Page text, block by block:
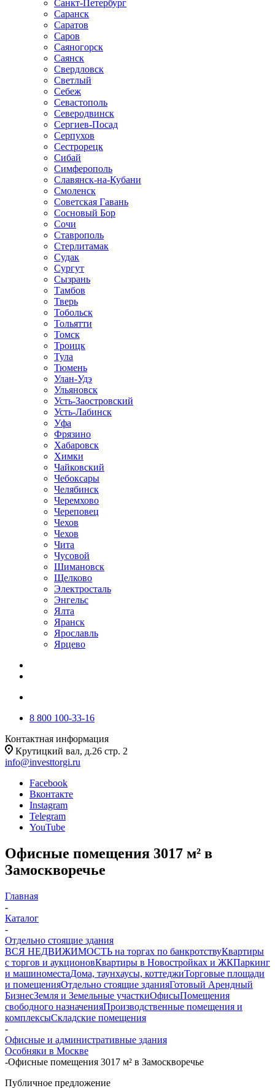
Санкт-Петербург
Саранск
Саратов
Саров
Саяногорск
Саянск
Свердловск
Светлый
Себеж
Севастополь
Северодвинск
Сергиев-Посад
Серпухов
Сестрорецк
Сибай
Симферополь
Славянск-на-Кубани
Смоленск
Советская Гавань
Сосновый Бор
Сочи
Ставрополь
Стерлитамак
Судак
Сургут
Сызрань
Тамбов
Тверь
Тобольск
Тольятти
Томск
Троицк
Тула
Тюмень
Улан-Удэ
Ульяновск
Усть-Заостровский
Усть-Лабинск
Уфа
Фрязино
Хабаровск
Химки
Чайковский
Чебоксары
Челябинск
Черемхово
Череповец
Чехов
Чехов
Чита
Чусовой
Шимановск
Щелково
Электросталь
Энгельс
Ялта
Яранск
Ярославль
Ярцево
8 800 100-33-16
Контактная информация
Крутицкий вал, д.26 стр. 2
info@investtorgi.ru
Facebook
Вконтакте
Instagram
Telegram
YouTube
Офисные помещения 3017 м² в
Замоскворечье
Главная
-
Каталог
-
Отдельно стоящие здания
ВСЯ НЕДВИЖИМОСТЬ на торгах по банкротствуКвартиры
с торгов и аукционовКвартиры в Новостройках и ЖКПаркинг
и машиноместаДома, таунхаусы, коттеджиТорговые площади
и помещенияОтдельно стоящие зданияГотовый Арендный
БизнесЗемля и Земельные участкиОфисыПомещения
свободного назначенияПроизводственные помещения и
комплексыСкладские помещения
-
Офисные и административные здания
Особняки в Москве
-Офисные помещения 3017 м² в Замоскворечье
Публичное предложение